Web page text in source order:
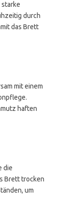
starke
durch
das Brett
mit einem
haften
die
Brett trocken
um